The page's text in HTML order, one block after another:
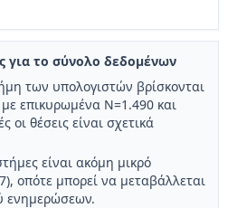
για το σύνολο δεδομένων
των υπολογιστών βρίσκονται
επικυρωμένα N=1.490 και
οι θέσεις είναι σχετικά
είναι ακόμη μικρό
οπότε μπορεί να μεταβάλλεται
ενημερώσεων.